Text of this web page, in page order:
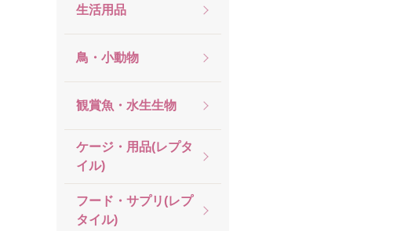
生活用品
鳥・小動物
観賞魚・水生生物
ケージ・用品(レプタ
イル)
フード・サプリ(レプ
タイル)